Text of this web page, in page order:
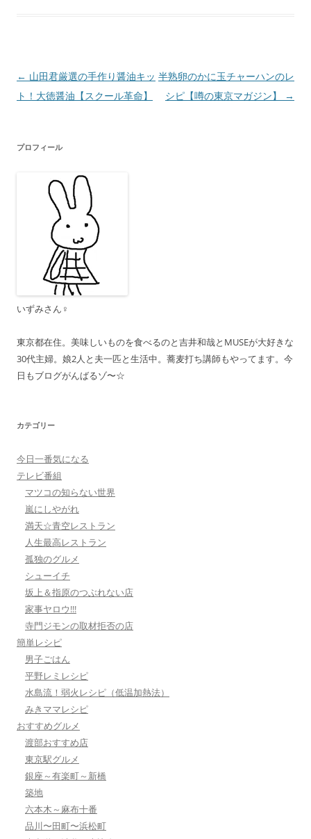
投
稿
ゲ
← 山田君厳選の手作り醤油キッ
ト！大徳醤油【スクール革命】
半熟卵のかに玉チャーハンのレ
シピ【噂の東京マガジン】
→
プロフィール
いずみさん♀
東京都在住。美味しいものを食べるのと吉井和哉とMUSEが大好きな
30代主婦。娘2人と夫一匹と生活中。蕎麦打ち講師もやってます。今
日もブログがんばるゾ〜☆
カテゴリー
今日一番気になる
テレビ番組
マツコの知らない世界
嵐にしやがれ
満天☆青空レストラン
人生最高レストラン
孤独のグルメ
シューイチ
坂上＆指原のつぶれない店
家事ヤロウ!!!
寺門ジモンの取材拒否の店
簡単レシピ
男子ごはん
平野レミレシピ
水島流！弱火レシピ（低温加熱法）
みきママレシピ
おすすめグルメ
渡部おすすめ店
東京駅グルメ
銀座～有楽町～新橋
築地
六本木～麻布十番
品川〜田町〜浜松町